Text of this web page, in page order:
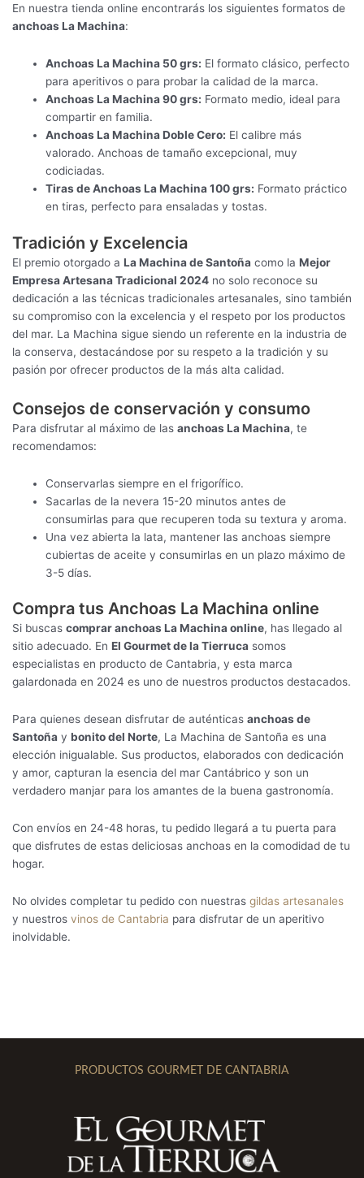
En nuestra tienda online encontrarás los siguientes formatos de
anchoas La Machina:
Anchoas La Machina 50 grs: El formato clásico, perfecto
para aperitivos o para probar la calidad de la marca.
Anchoas La Machina 90 grs: Formato medio, ideal para
compartir en familia.
Anchoas La Machina Doble Cero: El calibre más
valorado. Anchoas de tamaño excepcional, muy
codiciadas.
Tiras de Anchoas La Machina 100 grs: Formato práctico
en tiras, perfecto para ensaladas y tostas.
Tradición y Excelencia
El premio otorgado a La Machina de Santoña como la Mejor
Empresa Artesana Tradicional 2024 no solo reconoce su
dedicación a las técnicas tradicionales artesanales, sino también
su compromiso con la excelencia y el respeto por los productos
del mar. La Machina sigue siendo un referente en la industria de
la conserva, destacándose por su respeto a la tradición y su
pasión por ofrecer productos de la más alta calidad.
Consejos de conservación y consumo
Para disfrutar al máximo de las anchoas La Machina, te
recomendamos:
Conservarlas siempre en el frigorífico.
Sacarlas de la nevera 15-20 minutos antes de
consumirlas para que recuperen toda su textura y aroma.
Una vez abierta la lata, mantener las anchoas siempre
cubiertas de aceite y consumirlas en un plazo máximo de
3-5 días.
Compra tus Anchoas La Machina online
Si buscas comprar anchoas La Machina online, has llegado al
sitio adecuado. En El Gourmet de la Tierruca somos
especialistas en producto de Cantabria, y esta marca
galardonada en 2024 es uno de nuestros productos destacados.
Para quienes desean disfrutar de auténticas anchoas de
Santoña y bonito del Norte, La Machina de Santoña es una
elección inigualable. Sus productos, elaborados con dedicación
y amor, capturan la esencia del mar Cantábrico y son un
verdadero manjar para los amantes de la buena gastronomía.
Con envíos en 24-48 horas, tu pedido llegará a tu puerta para
que disfrutes de estas deliciosas anchoas en la comodidad de tu
hogar.
No olvides completar tu pedido con nuestras gildas artesanales
y nuestros vinos de Cantabria para disfrutar de un aperitivo
inolvidable.
PRODUCTOS GOURMET DE CANTABRIA